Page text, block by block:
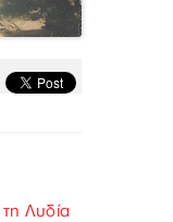
Λυδία